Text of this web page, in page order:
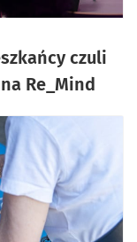
czuli
Re_Mind